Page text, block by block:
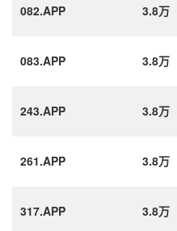
082.APP 3.8万
083.APP 3.8万
243.APP 3.8万
261.APP 3.8万
317.APP 3.8万